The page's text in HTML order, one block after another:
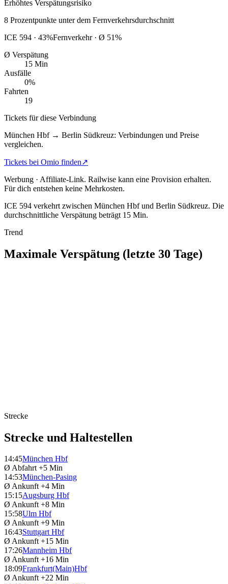
Erhöhtes Verspätungsrisiko
8 Prozentpunkte unter dem Fernverkehrsdurchschnitt
ICE 594 · 43%Fernverkehr · Ø 51%
Ø Verspätung
15 Min
Ausfälle
0%
Fahrten
19
Tickets für diese Verbindung
München Hbf → Berlin Südkreuz: Verbindungen und Preise
vergleichen.
Tickets bei Omio finden↗
Werbung · Affiliate-Link. Railwise kann eine Provision erhalten.
Für dich entstehen keine Mehrkosten.
ICE 594 verkehrt zwischen München Hbf und Berlin Südkreuz. Die
durchschnittliche Verspätung beträgt 15 Min.
Trend
Maximale Verspätung (letzte 30 Tage)
Strecke
Strecke und Haltestellen
14:45München Hbf
Ø Abfahrt +5 Min
14:53München-Pasing
Ø Ankunft +4 Min
15:15Augsburg Hbf
Ø Ankunft +8 Min
15:58Ulm Hbf
Ø Ankunft +9 Min
16:43Stuttgart Hbf
Ø Ankunft +15 Min
17:26Mannheim Hbf
Ø Ankunft +16 Min
18:09Frankfurt(Main)Hbf
Ø Ankunft +22 Min